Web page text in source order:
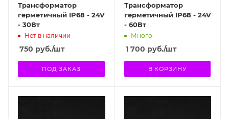
Трансформатор
герметичный IP68 - 24V
- 30Вт
Нет в наличии
750 руб./шт
ПОД ЗАКАЗ
Трансформатор
герметичный IP68 - 24V
- 60Вт
Много
1 700 руб./шт
В КОРЗИНУ